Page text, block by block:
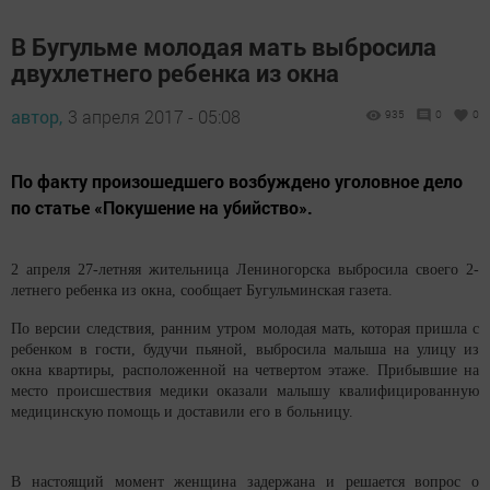
В Бугульме молодая мать выбросила
двухлетнего ребенка из окна
автор, 3 апреля 2017 - 05:08 935 0 0
По факту произошедшего возбуждено уголовное дело
по статье «Покушение на убийство».
2 апреля 27-летняя жительница Лениногорска выбросила своего 2-
летнего ребенка из окна, сообщает Бугульминская газета.
По версии следствия, ранним утром молодая мать, которая пришла с
ребенком в гости, будучи пьяной, выбросила малыша на улицу из
окна квартиры, расположенной на четвертом этаже. Прибывшие на
место происшествия медики оказали малышу квалифицированную
медицинскую помощь и доставили его в больницу.
В настоящий момент женщина задержана и решается вопрос о